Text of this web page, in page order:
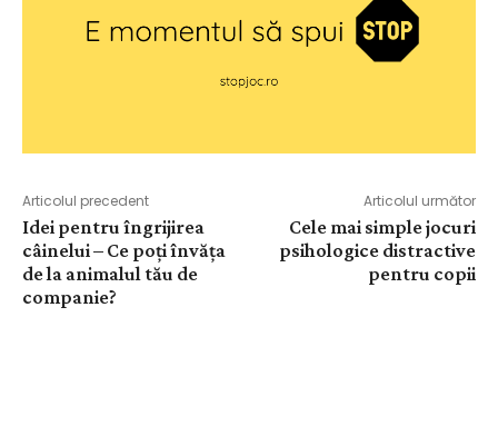
Articolul precedent
Idei pentru îngrijirea
câinelui – Ce poți învăța
de la animalul tău de
companie?
Articolul următor
Cele mai simple jocuri
psihologice distractive
pentru copii